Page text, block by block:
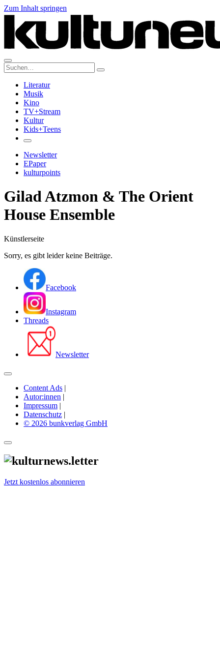
Zum Inhalt springen
Suche:
Literatur
Musik
Kino
TV+Stream
Kultur
Kids+Teens
Newsletter
EPaper
kulturpoints
Gilad Atzmon & The Orient
House Ensemble
Künstlerseite
Sorry, es gibt leider keine Beiträge.
Facebook
Instagram
Threads
Newsletter
Content Ads |
Autor:innen |
Impressum |
Datenschutz |
© 2026 bunkverlag GmbH
Jetzt kostenlos abonnieren